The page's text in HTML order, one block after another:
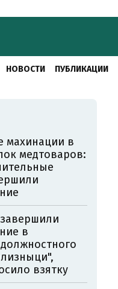
НОВОСТИ ПУБЛИКАЦИИ
махинации в
медтоваров:
в
взятку